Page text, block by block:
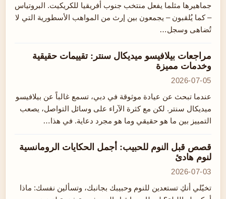
جماهيرها مثلما يفعل منتخب جنوب أفريقيا للكريكيت. البروتياس
– كما يُلقبون – يجمعون بين إرث من المواهب الأسطورية التي لا
تُضاهى وسجل…
مراجعات بيلافيسو ميديكال سنتر: تقييمات حقيقية
وخدمات مميزة
2026-07-05
عندما تبحث عن عيادة موثوقة في دبي، تسمع غالباً عن بيلافيسو
ميديكال سنتر. لكن مع كثرة الآراء على وسائل التواصل، يصعب
التمييز بين ما هو حقيقي وما هو مجرد دعاية. في هذا…
قصص قبل النوم للحبيب: أجمل الحكايات الرومانسية
لنوم هادئ
2026-07-03
تخيّلي أنكِ تستعدين للنوم وحبيبك بجانبك، وتسألين نفسك: ماذا